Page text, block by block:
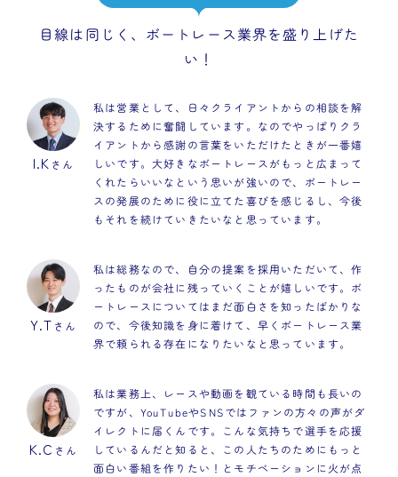
目線は同じく、ボートレース業界を盛り上げた
い！
I.K さん
私は営業として、日々クライアントからの相談を解
決するために奮闘しています。なのでやっぱりクラ
イアントから感謝の言葉をいただけたときが一番嬉
しいです。大好きなボートレースがもっと広まって
くれたらいいなという思いが強いので、ボートレー
スの発展のために役に立てた喜びを感じるし、今後
もそれを続けていきたいなと思っています。
Y.T さん
私は総務なので、自分の提案を採用いただいて、作
ったものが会社に残っていくことが嬉しいです。ボ
ートレースについてはまだ面白さを知ったばかりな
ので、今後知識を身に着けて、早くボートレース業
界で頼られる存在になりたいなと思っています。
K.C さん
私は業務上、レースや動画を観ている時間も長いの
ですが、YouTubeやSNSではファンの方々の声がダ
イレクトに届くんです。こんな気持ちで選手を応援
しているんだと知ると、この人たちのためにもっと
面白い番組を作りたい！とモチベーションに火が点